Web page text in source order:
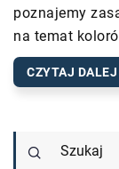
poznajemy
na temat
CZYTAJ DALEJ